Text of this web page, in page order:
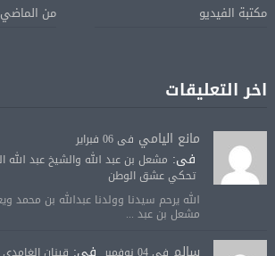
مكتبة الفيديو
من الماضي
اخر التعليقات
مانع اليامي فى 06 فبراير
فى: مشعل بن عبد الله والشيخ عبد
تحكي عشق الوطن
الله يرحم سيدنا وولدنا عبدالله بن محمد
مشعل بن عبد ...